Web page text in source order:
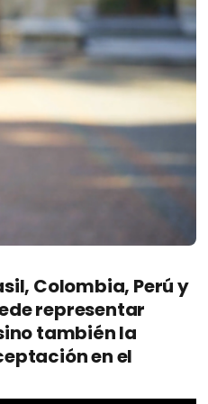
Colombia, Perú y
representar
también la
en el